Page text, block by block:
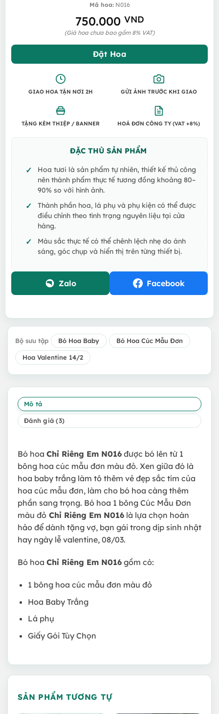
Mã hoa:N016
750.000 VND
(Giá hoa chưa bao gồm 8% VAT)
Đặt Hoa
GIAO HOA TẬN NƠI 2H GỬI ẢNH TRƯỚC KHI GIAO
TẶNG KÈM THIỆP / BANNER HOÁ ĐƠN CÔNG TY (VAT +8%)
ĐẶC THÙ SẢN PHẨM
Hoa tươi là sản phẩm tự nhiên, thiết kế thủ công
nên thành phẩm thực tế tương đồng khoảng 80–
90% so với hình ảnh.
Thành phần hoa, lá phụ và phụ kiện có thể được
điều chỉnh theo tình trạng nguyên liệu tại cửa
hàng.
Màu sắc thực tế có thể chênh lệch nhẹ do ánh
sáng, góc chụp và hiển thị trên từng thiết bị.
Zalo Facebook
Bộ sưu tập Bó Hoa Baby Bó Hoa Cúc Mẫu Đơn
Hoa Valentine 14/2
Mô tả
Đánh giá (3)
Bó hoa Chỉ Riêng Em N016 được bó lên từ 1
bông hoa cúc mẫu đơn màu đỏ. Xen giữa đó là
hoa baby trắng làm tô thêm vẻ đẹp sắc tím của
hoa cúc mẫu đơn, làm cho bó hoa càng thêm
phần sang trọng. Bó hoa 1 bông Cúc Mẫu Đơn
màu đỏ Chỉ Riêng Em N016 là lựa chọn hoàn
hảo để dành tặng vợ, bạn gái trong dịp sinh nhật
hay ngày lễ valentine, 08/03.
Bó hoa Chỉ Riêng Em N016 gồm có:
1 bông hoa cúc mẫu đơn màu đỏ
Hoa Baby Trắng
Lá phụ
Giấy Gói Tùy Chọn
SẢN PHẨM TƯƠNG TỰ